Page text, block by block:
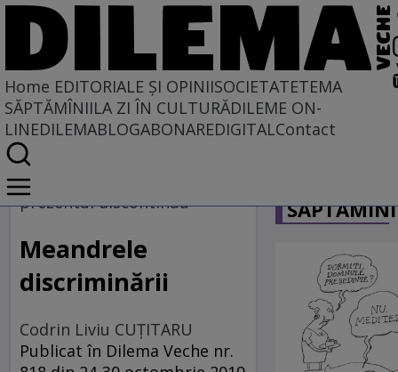
Home EDITORIALE ȘI OPINIISOCIETATETEMA
SĂPTĂMÎNIILA ZI ÎN CULTURĂDILEME ON-
LINEDILEMABLOGABONAREDIGITALContact
Home
EDITORIALE ȘI OPINII
prezentul discontinuu
Meandrele
discriminării
Codrin Liviu CUŢITARU
Publicat în Dilema Veche nr.